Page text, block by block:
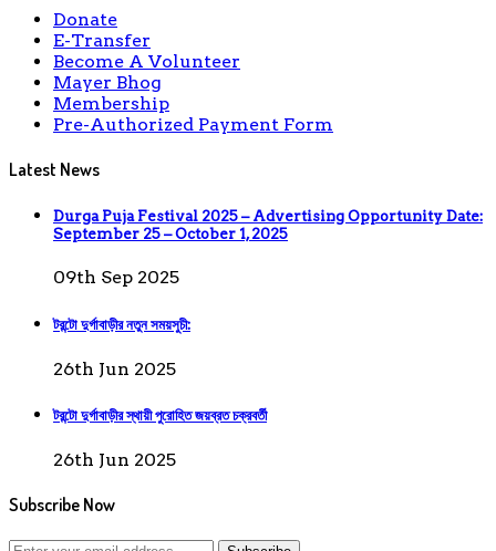
Donate
E-Transfer
Become A Volunteer
Mayer Bhog
Membership
Pre-Authorized Payment Form
Latest News
Durga Puja Festival 2025 – Advertising Opportunity Date:
September 25 – October 1, 2025
09th Sep 2025
টরন্টো দুর্গাবাড়ীর নতুন সময়সুচী:
26th Jun 2025
টরন্টো দুর্গাবাড়ীর স্থায়ী পুরোহিত জয়ব্রত চক্রবর্তী
26th Jun 2025
Subscribe Now